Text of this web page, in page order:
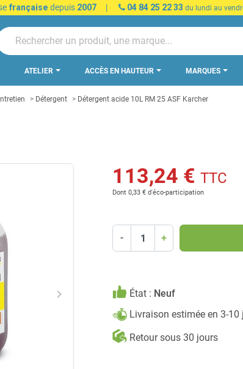
française depuis 2007 | 04 84 25 22 33 du lundi au
ATELIER ACCÈS EN HAUTEUR MARQUES
Détergent Détergent acide 10L RM 25 ASF Karcher
Suivant
keyboard_arrow_right
113,24 € TTC
Dont 0,33 € d'éco-participation
- +
État : Neuf
Livraison estimée en 3-10
Retour sous 30 jours